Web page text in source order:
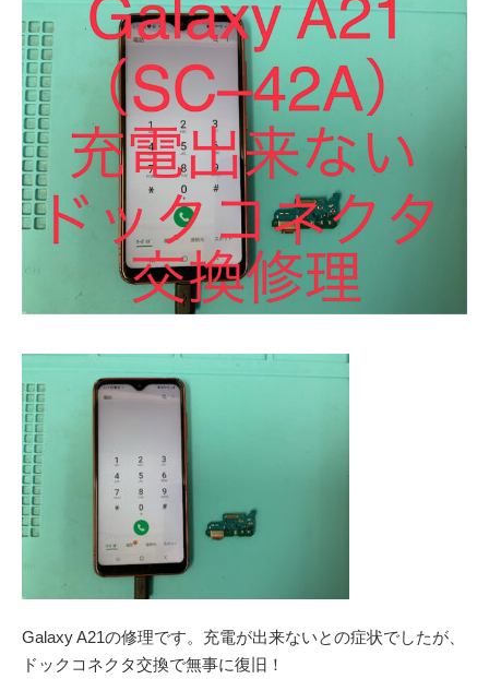
Galaxy A21の修理です。充電が出来ないとの症状でしたが、
ドックコネクタ交換で無事に復旧！